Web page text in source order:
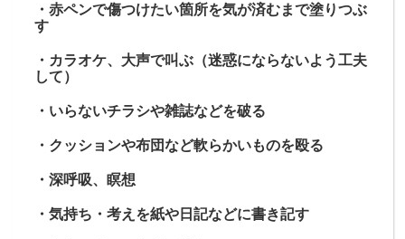
・赤ペンで傷つけたい箇所を気が済むまで塗りつぶ
す
・カラオケ、大声で叫ぶ（迷惑にならないよう工夫
して）
・いらないチラシや雑誌などを破る
・クッションや布団など軟らかいものを殴る
・深呼吸、瞑想
・気持ち・考えを紙や日記などに書き記す